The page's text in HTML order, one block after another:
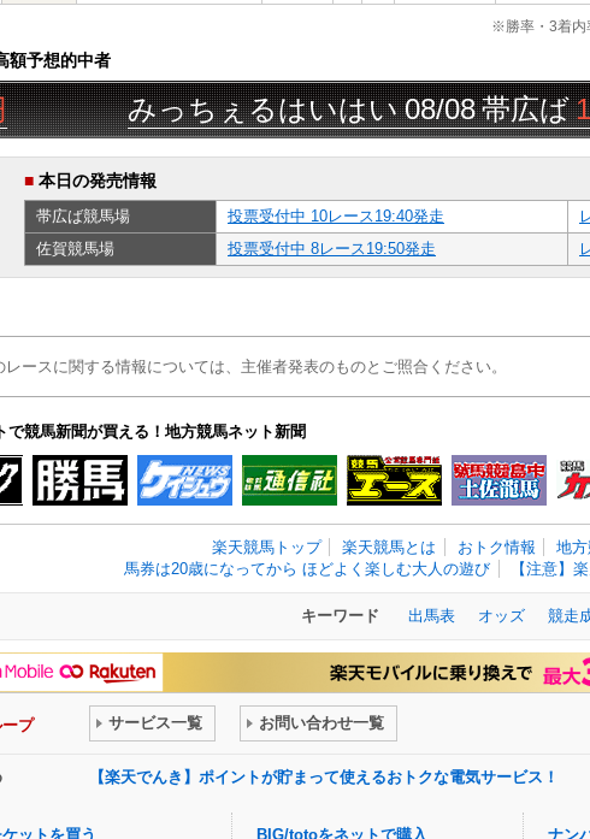
※勝率・3着内
額予想的中者
みっちぇるはいはい 08/08帯広ば1R
■ 本日の発売情報
帯広ば競馬場 投票受付中 10レース19:40発走
佐賀競馬場 投票受付中 8レース19:50発走
レースに関する情報については、主催者発表のものとご照合ください。
で競馬新聞が買える！地方競馬ネット新聞
楽天競馬トップ 楽天競馬とは おトク情報 地
馬券は20歳になってから ほどよく楽しむ大人の遊び
【注意】
キーワード 出馬表 オッズ 競走
プ サービス一覧 お問い合わせ一覧
【楽天でんき】ポイントが貯まって使えるおトクな電気サービス！
ットを買う BIG/totoをネットで購入 ナン